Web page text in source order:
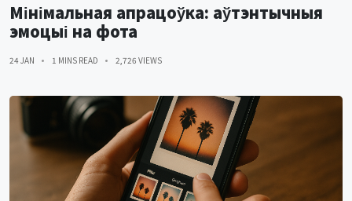
Мінімальная апрацоўка: аўтэнтычныя
эмоцыі на фота
24 JAN 1 MINS READ 2,726 VIEWS